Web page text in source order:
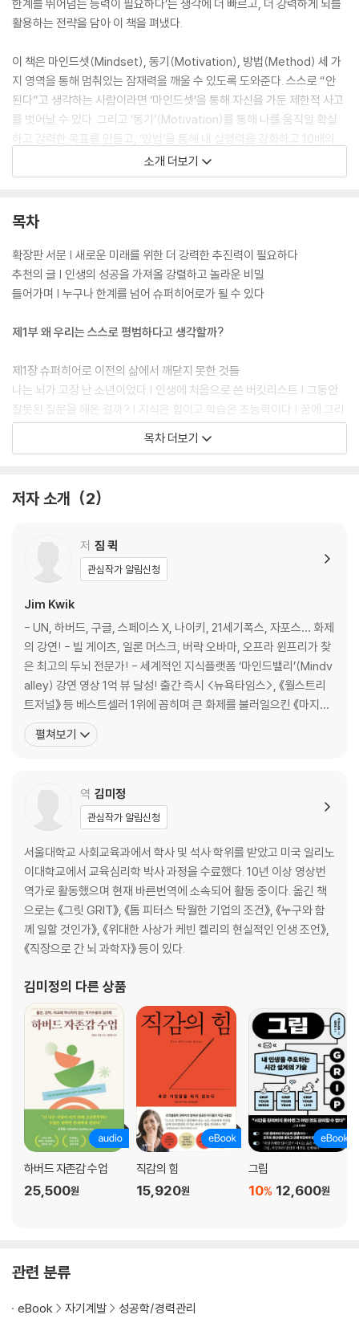
한계를 뛰어넘는 능력이 필요하다’는 생각에 더 빠르고, 더 강력하게 뇌를
활용하는 전략을 담아 이 책을 펴냈다.
이 책은 마인드셋(Mindset), 동기(Motivation), 방법(Method) 세 가
지 영역을 통해 멈춰있는 잠재력을 깨울 수 있도록 도와준다. 스스로 “안
된다”고 생각하는 사람이라면 ‘마인드셋’을 통해 자신을 가둔 제한적 사고
를 벗어날 수 있다. 그리고 ‘동기’(Motivation)를 통해 나를 움직일 확실
하고 강력한 목표를 만들고, ‘방법’을 통해 내 실행력을 강화하고 10배의
속도로 학습력을 키워줄 뇌 활용법을 찾는다면 누구나 뇌를 변화시키고 원
하는 것을 이룰 수 있다.
확장판에서는 여기에 한 가지가 더 추가되었다. 바로 모멘텀(Momentu
가지 영역을 활용한 새로운 방법들을 제시하며 이 방법으로 무한한 추진력
과 원동력을 얻게 되고, 이는 끊임없는 성공을 만들어낸다고 밝혔다. 몰입
력을 최대치로 끌어올릴 수 있는 짐 퀵만의 집중, 학습, 기억력, 속독, 사고
방법이다. 세상은 끊임없이 진화하며 우리가 마주하는 변화의 파도는 우리
이제 한층 더 업그레이드된 《마지막 몰입 확장판:나를 넘어서는 힘》과 함
께 내 앞의 한계를 깨부시고 인생을 바꾸는 새로운 여정을 시작해 보자.
소개 더보기
목차
확장판 서문 | 새로운 미래를 위한 더 강력한 추진력이 필요하다
추천의 글 | 인생의 성공을 가져올 강렬하고 놀라운 비밀
들어가며 | 누구나 한계를 넘어 슈퍼히어로가 될 수 있다
제1부 왜 우리는 스스로 평범하다고 생각할까?
제1장 슈퍼히어로 이전의 삶에서 깨닫지 못한 것들
나는 뇌가 고장 난 소년이었다 | 인생에 처음으로 쓴 버킷리스트 | 그동안
잘못된 질문을 해온 걸까? | 지식은 힘이고 학습은 초능력이다 | 꿈에 그리
던 슈퍼히어로 학교에 가다 | 이제 지금의 나는 잊어라 | 마인드셋, 동기, 방
우리를 쉴 수 없게 만드는 정보의 홍수 | 몰입할 에너지를 뺏는 멀티태스킹
없앤다 | 문제의 해결은 의식하는 데서 시작된다
제3장 ‘나는 할 수 없어’라는 생각의 함정
해내겠다는 욕망은 반드시 나를 바꾼다 | 우리의 기분과 행동을 좌우하는
숨은 힘 | 뇌와 장이 당신의 멘탈을 결정한다 | 스스로 배우고 가르치는 시
대가 온다 | 천재가 남긴 단서에 성공의 답이 있다
제4장 짧은 시간 안에 원하는 것을 얻는 법
무엇이든 쉽고 빠르게 배우는 FASTER 기법 | 나를 넘어서겠다는 결심이
채운 질문은 무엇인가 | 올바른 질문은 지식을 힘으로 바꾼다
제5장 자신에 대한 잘못된 편견을 없애라
우리의 뇌는 생각보다 똑똑하다 | ‘나는 여기까지야’라는 생각에 자꾸 지는
이유 | 누구에게나 천재성은 있다 | 긍정적인 사람이 더 건강한 이유 | 나를
가두는 잘못된 신념에서 벗어나기 | 내 안의 비평가를 침묵시키는 법 | 제
한적 신념은 가장 나쁜 습관이다
제6장 나의 잠재력을 가두는 일곱 가지 거짓말
거짓말 1. 지능은 타고나는 것이다 | 거짓말 2. 우리는 뇌의 10퍼센트만 쓴
새로운 것은 쉽게 배울 수 없다 | 거짓말 6. 다른 사람의 조언을 들어야 한
다 | 거짓말 7. 천재는 따로 있다 | 거짓의 우물에 자신을 밀어 넣지 않으려
제3부 몰입해야 할 이유를 반드시 발견하라
제7장 모든 것은 ‘왜?’에서 시작된다
목표를 발견하게 하는 마법의 질문 | 열정은 목적을 부른다 | ‘나는 이런 사
람이다’라는 말의 힘 | 인생의 우선순위를 정하라 | 재밌는 일도 이유가 없
으면 하지 않게 된다 | 고통은 나를 앞으로 나아가게 만든다 | 동기는 결국
내 안에서 찾아야 한다 | 새로운 경험으로 열정에 불을 붙인다
긍정적인 사람을 가까이하라 | 하나뿐인 뇌를 철저히 보호하라 | 새로운 것
이 보약이다 | 건강한 뇌를 위한 레시피
목차 더보기
저자 소개 2
저 짐 퀵
관심작가 알림신청
Jim Kwik
- UN, 하버드, 구글, 스페이스 X, 나이키, 21세기폭스, 자포스… 화제
의 강연! - 빌 게이츠, 일론 머스크, 버락 오바마, 오프라 윈프리가 찾
은 최고의 두뇌 전문가! - 세계적인 지식플랫폼 ‘마인드밸리’(Mindv
alley) 강연 영상 1억 뷰 달성! 출간 즉시 <뉴욕타임스>, 《월스트리
트저널》 등 베스트셀러 1위에 꼽히며 큰 화제를 불러일으킨 《마지막
몰입》이 ‘확장판’으로 돌아왔다. 저자는 25년 넘게 세계 정상급의 CE
O, 운동선수, 배우, 각계각층의 성공한 사람들의 잠재력을 끌어낸 세
펼쳐보기
역 김미정
관심작가 알림신청
서울대학교 사회교육과에서 학사 및 석사 학위를 받았고 미국 일리노
이대학교에서 교육심리학 박사 과정을 수료했다. 10년 이상 영상번
역가로 활동했으며 현재 바른번역에 소속되어 활동 중이다. 옮긴 책
으로는 《그릿 GRIT》, 《톰 피터스 탁월한 기업의 조건》, 《누구와 함
께 일할 것인가》, 《위대한 사상가 케빈 켈리의 현실적인 인생 조언》,
《직장으로 간 뇌 과학자》 등이 있다.
김미정의 다른 상품
하버드 자존감 수업
25,500원
직감의 힘
15,920원
그립
12,600원
10%
관련 분류
eBook 자기계발 성공학/경력관리